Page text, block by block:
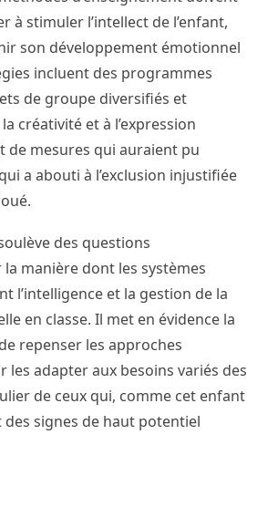
à stimuler l’intellect de l’enfant,
son développement émotionnel
incluent des programmes
de groupe diversifiés et
créativité et à l’expression
de mesures qui auraient pu
a abouti à l’exclusion injustifiée
des questions
manière dont les systèmes
l’intelligence et la gestion de la
en classe. Il met en évidence la
repenser les approches
les adapter aux besoins variés des
de ceux qui, comme cet enfant
signes de haut potentiel